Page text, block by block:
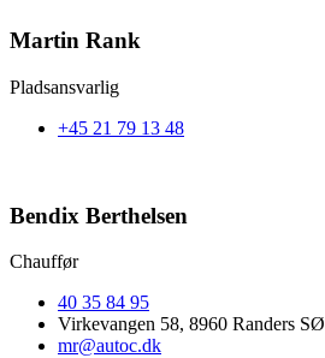
Martin Rank
Pladsansvarlig
+45 21 79 13 48
Bendix Berthelsen
Chauffør
40 35 84 95
Virkevangen 58, 8960 Randers SØ
mr@autoc.dk